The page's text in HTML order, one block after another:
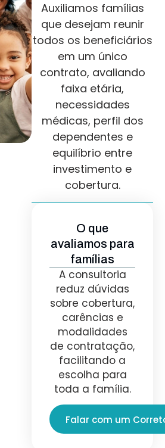
Auxiliamos famílias
que desejam reunir
todos os beneficiários
em um único
contrato, avaliando
faixa etária,
necessidades
médicas, perfil dos
dependentes e
equilíbrio entre
investimento e
cobertura.
O que
avaliamos para
famílias
A consultoria
reduz dúvidas
sobre cobertura,
carências e
modalidades
de contratação,
facilitando a
escolha para
toda a família.
Falar com um